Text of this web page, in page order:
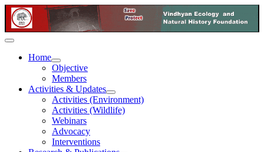
Home
Objective
Members
Activities & Updates
Activities (Environment)
Activities (Wildlife)
Webinars
Advocacy
Interventions